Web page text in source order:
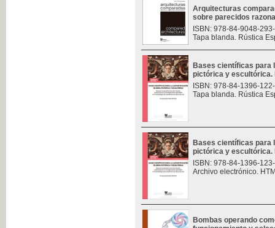
Arquitecturas
sobre parecidos
ISBN: 978-84-9048-
Tapa blanda. Rústica
Bases científicas para
pictórica y escultórica.
ISBN: 978-84-1396-
Tapa blanda. Rústica
Bases científicas para
pictórica y escultórica.
ISBN: 978-84-1396-
Archivo electrónico.
Bombas operando